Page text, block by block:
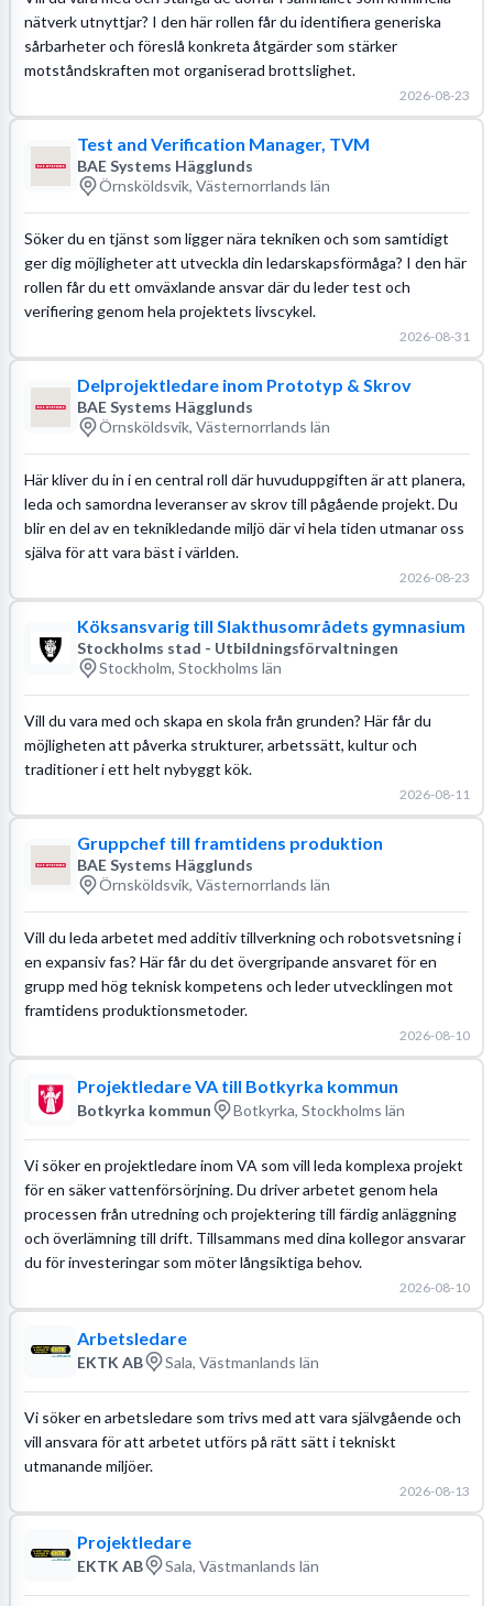
nätverk utnyttjar? I den här rollen får du identifiera generiska
sårbarheter och föreslå konkreta åtgärder som stärker
motståndskraften mot organiserad brottslighet.
2026-08-23
Test and Verification Manager, TVM
BAE Systems Hägglunds
Örnsköldsvik, Västernorrlands län
Söker du en tjänst som ligger nära tekniken och som samtidigt
ger dig möjligheter att utveckla din ledarskapsförmåga? I den här
rollen får du ett omväxlande ansvar där du leder test och
verifiering genom hela projektets livscykel.
2026-08-31
Delprojektledare inom Prototyp & Skrov
BAE Systems Hägglunds
Örnsköldsvik, Västernorrlands län
Här kliver du in i en central roll där huvuduppgiften är att planera,
leda och samordna leveranser av skrov till pågående projekt. Du
blir en del av en teknikledande miljö där vi hela tiden utmanar oss
själva för att vara bäst i världen.
2026-08-23
Köksansvarig till Slakthusområdets gymnasium
Stockholms stad - Utbildningsförvaltningen
Stockholm, Stockholms län
Vill du vara med och skapa en skola från grunden? Här får du
möjligheten att påverka strukturer, arbetssätt, kultur och
traditioner i ett helt nybyggt kök.
2026-08-11
Gruppchef till framtidens produktion
BAE Systems Hägglunds
Örnsköldsvik, Västernorrlands län
Vill du leda arbetet med additiv tillverkning och robotsvetsning i
en expansiv fas? Här får du det övergripande ansvaret för en
grupp med hög teknisk kompetens och leder utvecklingen mot
framtidens produktionsmetoder.
2026-08-10
Projektledare VA till Botkyrka kommun
Botkyrka kommun Botkyrka, Stockholms län
Vi söker en projektledare inom VA som vill leda komplexa projekt
för en säker vattenförsörjning. Du driver arbetet genom hela
processen från utredning och projektering till färdig anläggning
och överlämning till drift. Tillsammans med dina kollegor ansvarar
du för investeringar som möter långsiktiga behov.
2026-08-10
Arbetsledare
EKTK AB Sala, Västmanlands län
Vi söker en arbetsledare som trivs med att vara självgående och
vill ansvara för att arbetet utförs på rätt sätt i tekniskt
utmanande miljöer.
2026-08-13
Projektledare
EKTK AB Sala, Västmanlands län